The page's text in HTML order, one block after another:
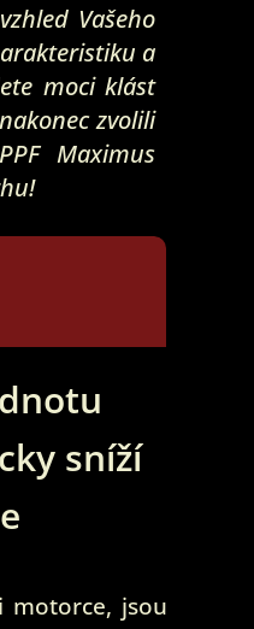
Vašeho
a
moci klást
zvolili
Maximus
sníží
motorce, jsou